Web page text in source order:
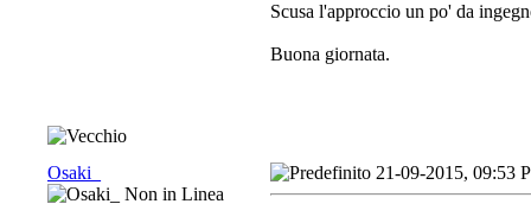
Scusa l'approccio un po' da
Buona giornata.
Osaki_ 21-09-2015, 09:53